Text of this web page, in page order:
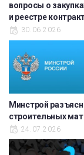
вопросы о
и реестре
30.06.2026
Минстрой
строительных
24.07.2026